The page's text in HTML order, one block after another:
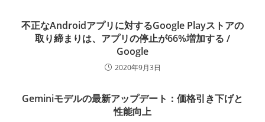
不正なAndroidアプリに対するGoogle Playストアの
取り締まりは、アプリの停止が66%増加する /
Google
2020年9月3日
Geminiモデルの最新アップデート：価格引き下げと
性能向上